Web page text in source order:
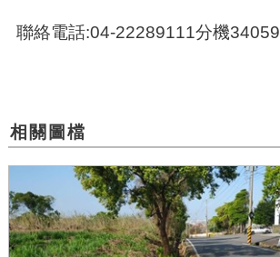
聯絡電話:04-22289111分機34059
相關圖檔